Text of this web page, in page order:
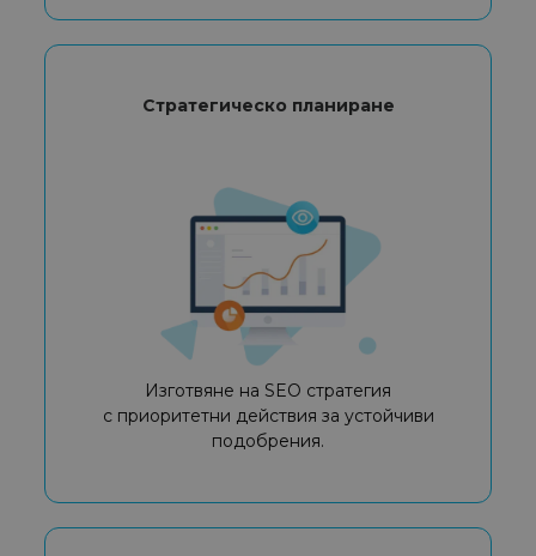
Стратегическо планиране
Изготвяне на SEO стратегия
с приоритетни действия за устойчиви
подобрения.